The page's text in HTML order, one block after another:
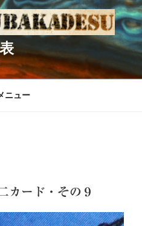
ニュー
カード・その９